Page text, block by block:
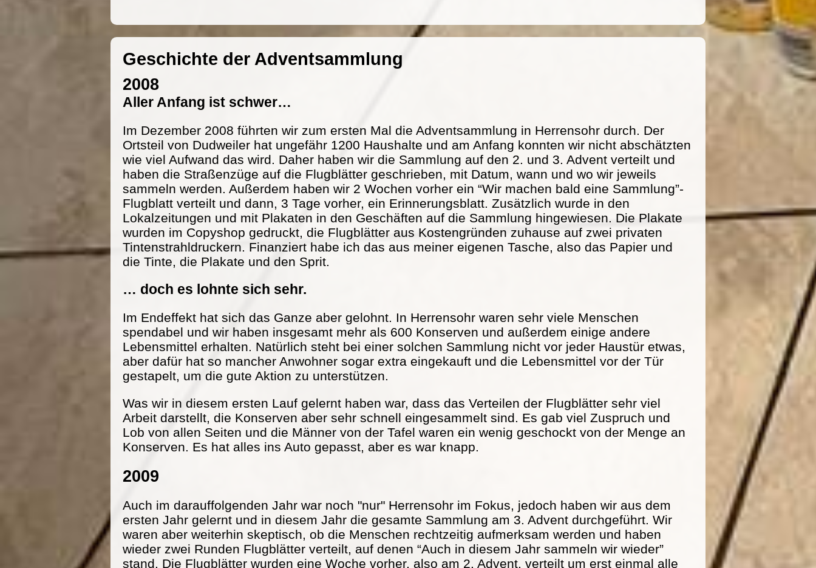
Geschichte der Adventsammlung
2008
Aller Anfang ist schwer…
Im Dezember 2008 führten wir zum ersten Mal die Adventsammlung in Herrensohr durch. Der
Ortsteil von Dudweiler hat ungefähr 1200 Haushalte und am Anfang konnten wir nicht abschätzten
wie viel Aufwand das wird. Daher haben wir die Sammlung auf den 2. und 3. Advent verteilt und
haben die Straßenzüge auf die Flugblätter geschrieben, mit Datum, wann und wo wir jeweils
sammeln werden. Außerdem haben wir 2 Wochen vorher ein “Wir machen bald eine Sammlung”-
Flugblatt verteilt und dann, 3 Tage vorher, ein Erinnerungsblatt. Zusätzlich wurde in den
Lokalzeitungen und mit Plakaten in den Geschäften auf die Sammlung hingewiesen. Die Plakate
wurden im Copyshop gedruckt, die Flugblätter aus Kostengründen zuhause auf zwei privaten
Tintenstrahldruckern. Finanziert habe ich das aus meiner eigenen Tasche, also das Papier und
die Tinte, die Plakate und den Sprit.
… doch es lohnte sich sehr.
Im Endeffekt hat sich das Ganze aber gelohnt. In Herrensohr waren sehr viele Menschen
spendabel und wir haben insgesamt mehr als 600 Konserven und außerdem einige andere
Lebensmittel erhalten. Natürlich steht bei einer solchen Sammlung nicht vor jeder Haustür etwas,
aber dafür hat so mancher Anwohner sogar extra eingekauft und die Lebensmittel vor der Tür
gestapelt, um die gute Aktion zu unterstützen.
Was wir in diesem ersten Lauf gelernt haben war, dass das Verteilen der Flugblätter sehr viel
Arbeit darstellt, die Konserven aber sehr schnell eingesammelt sind. Es gab viel Zuspruch und
Lob von allen Seiten und die Männer von der Tafel waren ein wenig geschockt von der Menge an
Konserven. Es hat alles ins Auto gepasst, aber es war knapp.
2009
Auch im darauffolgenden Jahr war noch "nur" Herrensohr im Fokus, jedoch haben wir aus dem
ersten Jahr gelernt und in diesem Jahr die gesamte Sammlung am 3. Advent durchgeführt. Wir
waren aber weiterhin skeptisch, ob die Menschen rechtzeitig aufmerksam werden und haben
wieder zwei Runden Flugblätter verteilt, auf denen “Auch in diesem Jahr sammeln wir wieder”
stand. Die Flugblätter wurden eine Woche vorher, also am 2. Advent, verteilt um erst einmal alle